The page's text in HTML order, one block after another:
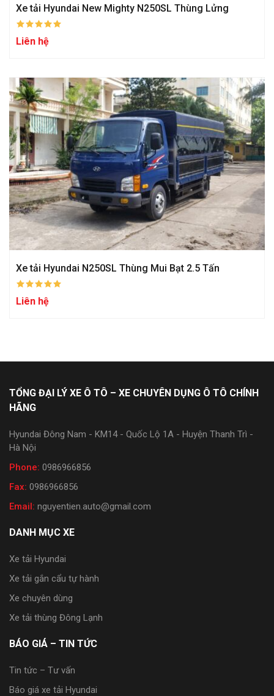
Xe tải Hyundai New Mighty N250SL Thùng Lửng
Liên hệ
Xe tải Hyundai N250SL Thùng Mui Bạt 2.5 Tấn
Liên hệ
TỔNG ĐẠI LÝ XE Ô TÔ – XE CHUYÊN DỤNG Ô TÔ CHÍNH
HÃNG
Hyundai Đông Nam - KM14 - Quốc Lộ 1A - Huyện Thanh Trì -
Hà Nội
Phone: 0986966856
Fax: 0986966856
Email: nguyentien.auto@gmail.com
DANH MỤC XE
Xe tải Hyundai
Xe tải gắn cẩu tự hành
Xe chuyên dùng
Xe tải thùng Đông Lạnh
BÁO GIÁ – TIN TỨC
Tin tức – Tư vấn
Báo giá xe tải Hyundai